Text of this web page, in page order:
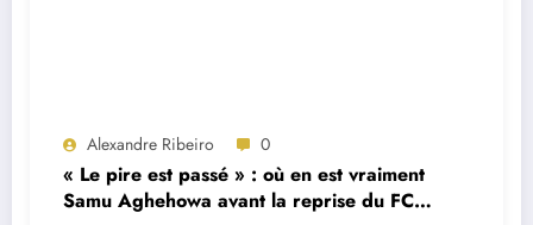
Alexandre Ribeiro 0
« Le pire est passé » : où en est vraiment
Samu Aghehowa avant la reprise du FC